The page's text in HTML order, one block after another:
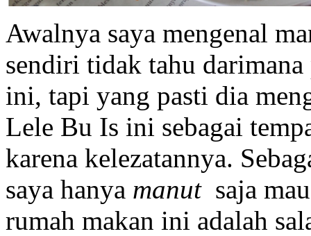
Awalnya saya mengenal
sendiri tidak tahu darimana
ini, tapi yang pasti dia
Lele Bu Is ini sebagai
karena kelezatannya.
saya hanya manut saja
rumah makan ini adalah